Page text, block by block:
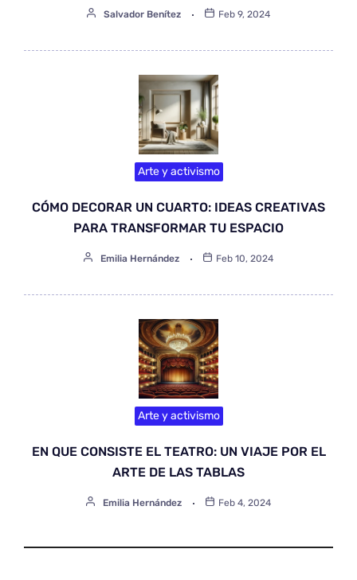
Salvador Benítez Feb 9, 2024
Arte y activismo
CÓMO DECORAR UN CUARTO: IDEAS CREATIVAS
PARA TRANSFORMAR TU ESPACIO
Emilia Hernández Feb 10, 2024
Arte y activismo
EN QUE CONSISTE EL TEATRO: UN VIAJE POR EL
ARTE DE LAS TABLAS
Emilia Hernández Feb 4, 2024